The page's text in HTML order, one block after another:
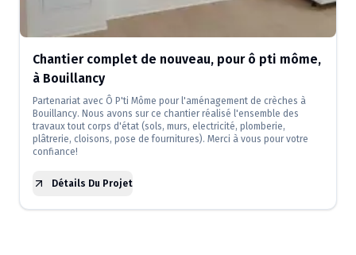
Chantier complet de nouveau, pour ô pti môme,
à Bouillancy
Partenariat avec Ô P'ti Môme pour l'aménagement de crèches à
Bouillancy. Nous avons sur ce chantier réalisé l'ensemble des
travaux tout corps d'état (sols, murs, electricité, plomberie,
plâtrerie, cloisons, pose de fournitures). Merci à vous pour votre
confiance!
Détails Du Projet